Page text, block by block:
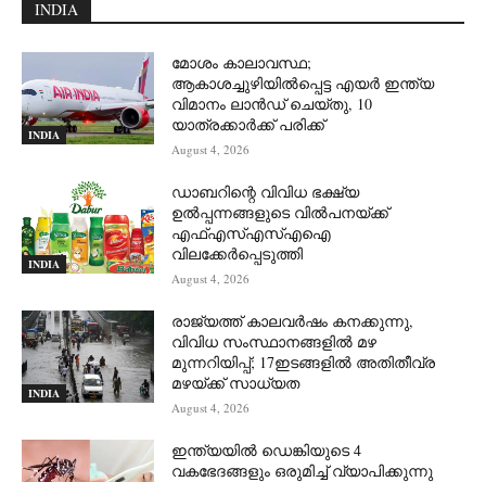
INDIA
INDIA
മോശം കാലാവസ്ഥ;
ആകാശച്ചുഴിയില്‍പ്പെട്ട എയര്‍ ഇന്ത്യ
വിമാനം ലാന്‍ഡ് ചെയ്തു, 10
യാത്രക്കാര്‍ക്ക് പരിക്ക്
August 4, 2026
INDIA
ഡാബറിന്റെ വിവിധ ഭക്ഷ്യ
ഉൽപ്പന്നങ്ങളുടെ വിൽപനയ്ക്ക്
എഫ്എസ്എസ്എഐ
വിലക്കേർപ്പെടുത്തി
August 4, 2026
INDIA
രാജ്യത്ത് കാലവർഷം കനക്കുന്നു,
വിവിധ സംസ്ഥാനങ്ങളിൽ മഴ
മുന്നറിയിപ്പ്; 17ഇടങ്ങളിൽ അതിതീവ്ര
മഴയ്ക്ക് സാധ്യത
August 4, 2026
ഇന്ത്യയിൽ ഡെങ്കിയുടെ 4
വകഭേദങ്ങളും ഒരുമിച്ച് വ്യാപിക്കുന്നു